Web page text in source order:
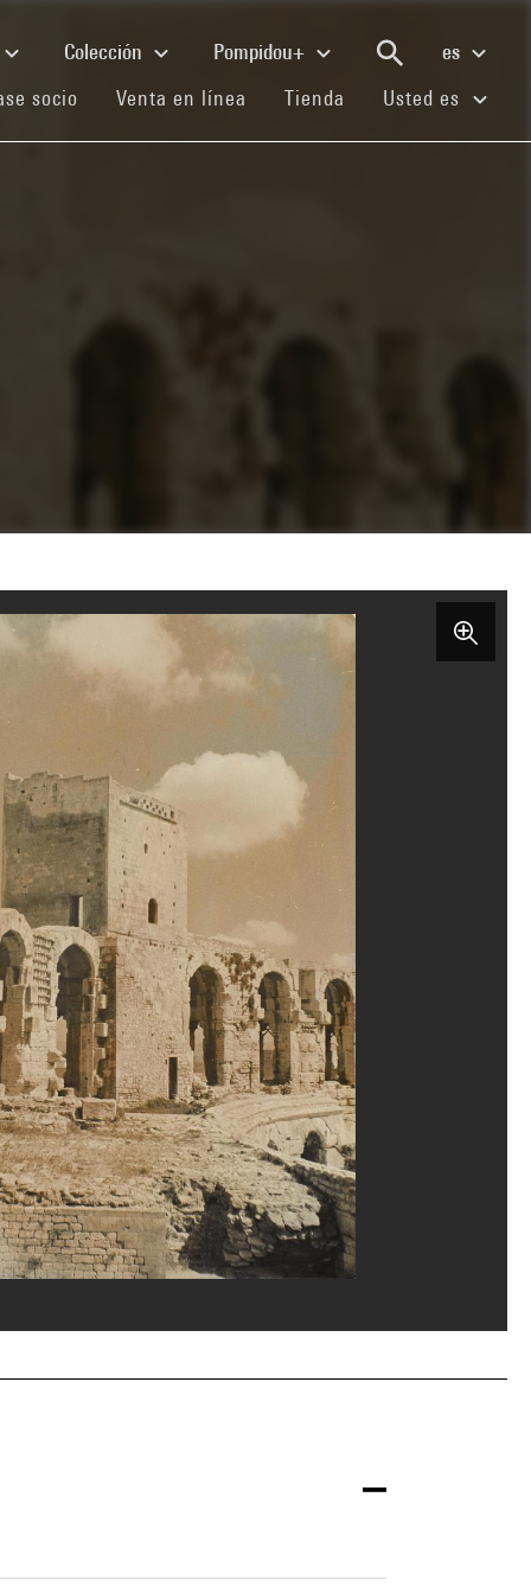
Colección Pompidou+
es
socio (current)
Venta en línea (current)
Tienda (current)
Usted es